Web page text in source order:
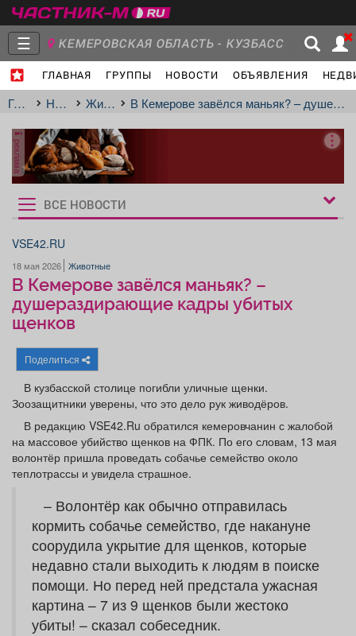
☰ КЕМЕРОВСКАЯ ОБЛАСТЬ - КУЗБАСС
ГЛАВНАЯ ГРУППЫ НОВОСТИ ОБЪЯВЛЕНИЯ
Главная
Группы Новости
Объявления Недвижимость Услуги
Работа Транспорт Компании
Афиша
Товары Поздравления Погода
ТВ программа Я - пенсионер
ГлавнаяНовости Животные В Кемерове завёлся маньяк? – душераздирающие кадры убитых щенков
реклама
Рукбрики
новостей
ВСЕ НОВОСТИ
VSE42.RU
18 мая 2026 Животные
В Кемерове завёлся маньяк? –
душераздирающие кадры убитых
щенков
Поделиться
В кузбасской столице погибли уличные щенки.
Зоозащитники уверены, что это дело рук живодёров.
В редакцию VSE42.Ru обратился кемеровчанин с жалобой
на массовое убийство щенков на ФПК. По его словам, 13 мая
волонтёр пришла проведать собачье семейство около
теплотрассы и увидела страшное.
– Волонтёр как обычно отправилась
кормить собачье семейство, где накануне
соорудила укрытие для щенков, которые
недавно стали выходить к людям в поиске
помощи. Но перед ней предстала ужасная
картина – 7 из 9 щенков были жестоко
убиты! – сказал собеседник.